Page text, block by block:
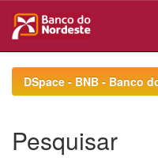
navigationDSpace - BNB - Banco
Pesquisar